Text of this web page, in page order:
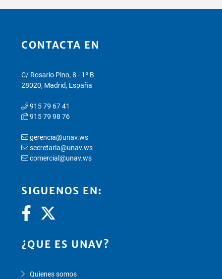
CONTACTA EN
C/ Rosario Pino, 8 - 1º B
28020, Madrid, España
915 79 67 41
915 79 98 76
gerencia@unav.ws
secretaria@unav.ws
comercial@unav.ws
SIGUENOS EN:
¿QUE ES UNAV?
Quienes somos